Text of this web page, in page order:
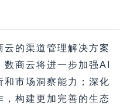
云的渠道管理解决方案
商云将进一步加强AI
和市场洞察能力；深化
，构建更加完善的生态